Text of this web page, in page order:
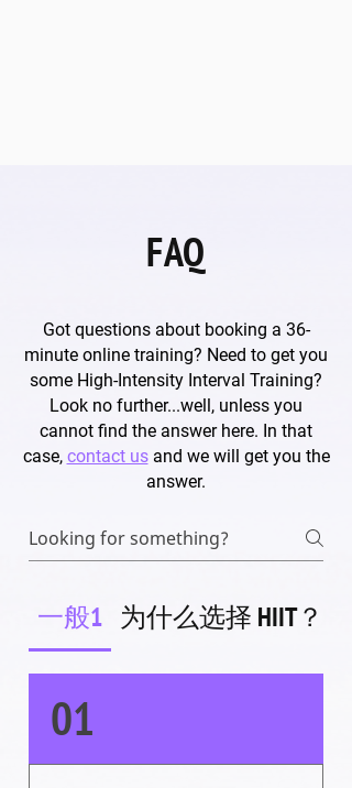
FAQ
Got questions about booking a 36-
minute online training? Need to get you
some High-Intensity Interval Training?
Look no further...well, unless you
cannot find the answer here. In that
case, contact usand we will get you the
answer.
一般1 为什么选择 HIIT？
01